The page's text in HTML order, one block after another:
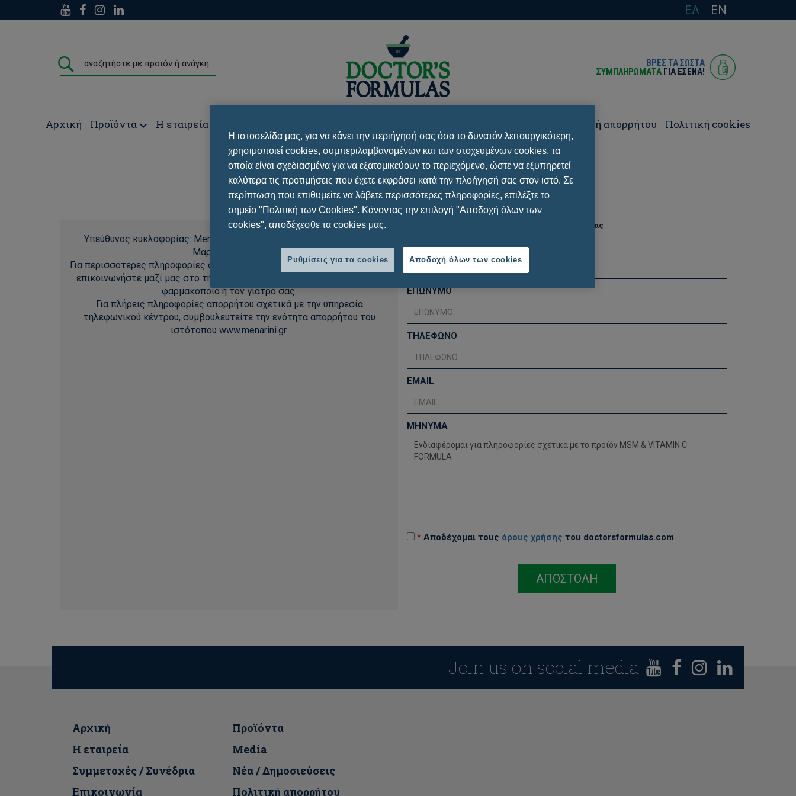
ΕΛ EN
ΒΡΕΣ ΤΑ ΣΩΣΤΑ
ΣΥΜΠΛΗΡΩΜΑΤΑΓΙΑ ΕΣΈΝΑ!
Αρχική Προϊόντα Η εταιρεία Πολιτική απορρήτου Πολιτική cookies
ΕΠΙΚΟΙΝΩΝΙΑ
Συμπληρώστε όλα τα πεδία στη φόρμα επικοινωνίας
ΟΝΟΜΑ
ΕΠΩΝΥΜΟ
ΤΗΛΕΦΩΝΟ
EMAIL
ΜΗΝΥΜΑ
* Αποδέχομαι τους όρους χρήσης του doctorsformulas.com
ΑΠΟΣΤΟΛΗ
Υπεύθυνος κυκλοφορίας: Menarini Hellas Α.Ε., Πάτμου 16-18, 151 23,
Μαρούσι, Αττική.
Για περισσότερες πληροφορίες σχετικά με τα προϊόντα Doctor's Formulas
επικοινωνήστε μαζί μας στο τηλ. 210 – 8316111 ή συμβουλευτείτε τον
φαρμακοποιό ή τον γιατρό σας.
Για πλήρεις πληροφορίες απορρήτου σχετικά με την υπηρεσία
τηλεφωνικού κέντρου, συμβουλευτείτε την ενότητα απορρήτου του
ιστότοπου www.menarini.gr.
Join us on social media
Αρχική
Προϊόντα
Η εταιρεία
Media
Συμμετοχές / Συνέδρια
Νέα / Δημοσιεύσεις
Επικοινωνία
Πολιτική απορρήτου
Η ιστοσελίδα μας, για να κάνει την περιήγησή σας όσο το δυνατόν λειτουργικότερη,
χρησιμοποιεί cookies, συμπεριλαμβανομένων και των στοχευμένων cookies, τα
οποία είναι σχεδιασμένα για να εξατομικεύουν το περιεχόμενο, ώστε να εξυπηρετεί
καλύτερα τις προτιμήσεις που έχετε εκφράσει κατά την πλοήγησή σας στον ιστό. Σε
περίπτωση που επιθυμείτε να λάβετε περισσότερες πληροφορίες, επιλέξτε το
σημείο "Πολιτική των Cookies". Κάνοντας την επιλογή "Αποδοχή όλων των
cookies", αποδέχεσθε τα cookies μας.
Αποδοχή όλων των cookies
Ρυθμίσεις για τα cookies